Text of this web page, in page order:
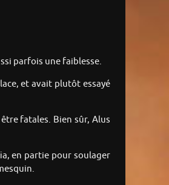
parfois une faiblesse.
et avait plutôt essayé
fatales. Bien sûr, Alus
en partie pour soulager